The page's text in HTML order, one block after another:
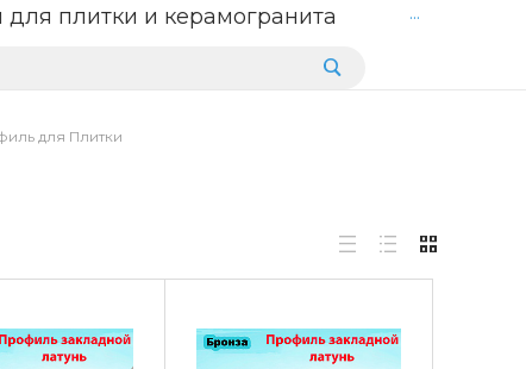
плитки и керамогранита ...
для Плитки